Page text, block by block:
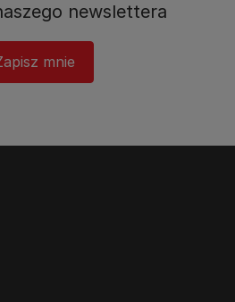
newslettera
mnie